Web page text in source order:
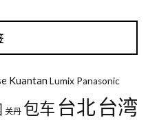
Kuantan Lumix Panasonic
关丹 包车 台北 台湾